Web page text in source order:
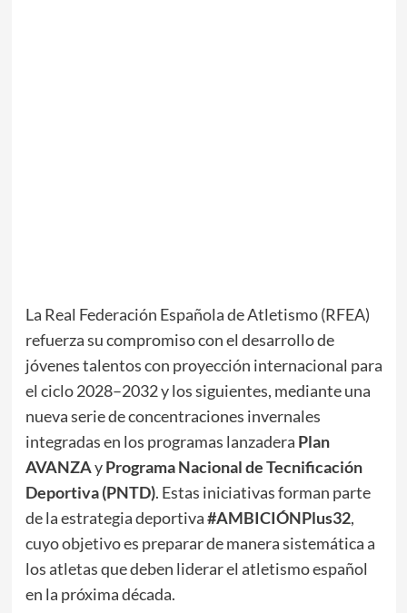
La Real Federación Española de Atletismo (RFEA)
refuerza su compromiso con el desarrollo de
jóvenes talentos con proyección internacional para
el ciclo 2028–2032 y los siguientes, mediante una
nueva serie de concentraciones invernales
integradas en los programas lanzadera Plan
AVANZAyPrograma Nacional de Tecnificación
Deportiva (PNTD). Estas iniciativas forman parte
de la estrategia deportiva#AMBICIÓNPlus32,
cuyo objetivo es preparar de manera sistemática a
los atletas que deben liderar el atletismo español
en la próxima década.